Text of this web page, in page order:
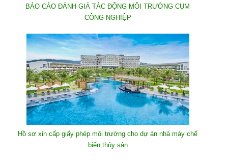
BÁO CÁO ĐÁNH GIÁ TÁC ĐỘNG MÔI TRƯỜNG CỤM
CÔNG NGHIỆP
Hồ sơ xin cấp giấy phép môi trường cho dự án nhà máy chế
biến thủy sản